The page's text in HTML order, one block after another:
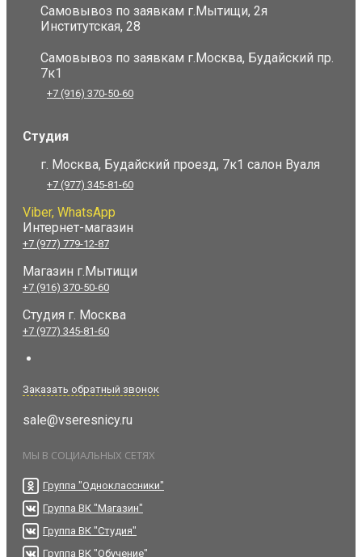
Самовывоз по заявкам г.Мытищи, 2я
Институтская, 28
Самовывоз по заявкам г.Москва, Будайский пр.
7к1
+7 (916) 370-50-60
Студия
г. Москва, Будайский проезд, 7к1 салон Вуаля
+7 (977) 345-81-60
Viber, WhatsApp
Интернет-магазин
+7 (977) 779-12-87
Магазин г.Мытищи
+7 (916) 370-50-60
Студия г. Москва
+7 (977) 345-81-60
Заказать обратный звонок
sale@vseresnicy.ru
МЫ В СОЦИАЛЬНЫХ СЕТЯХ
Группа "Одноклассники"
Группа ВК "Магазин"
Группа ВК "Студия"
Группа ВК "Обучение"